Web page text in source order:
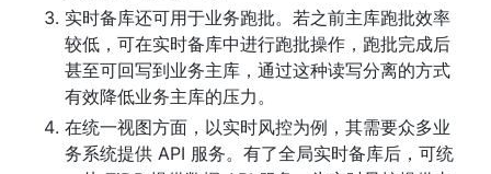
实时备库还可用于业务跑批。若之前主库跑批效率
较低，可在实时备库中进行跑批操作，跑批完成后
甚至可回写到业务主库，通过这种读写分离的方式
有效降低业务主库的压力。
在统一视图方面，以实时风控为例，其需要众多业
务系统提供 API 服务。有了全局实时备库后，可统